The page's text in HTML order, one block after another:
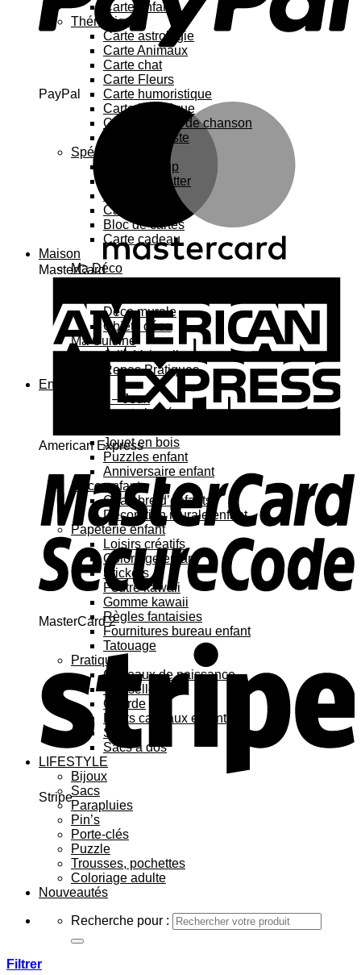
PayPal
MasterCard
American Express
MasterCard 2
Stripe
Carte enfant
Thématique
Carte astrologie
Carte Animaux
Carte chat
Carte Fleurs
Carte humoristique
Carte botanique
Carte Paroles de chanson
Carte féministe
Spécial
Carte Pop up
Cartes à gratter
Carte à sticker
Bloc de cartes
Carte cadeau
Maison
Ma Déco
Déco murale
Objets déco
Ma Cuisine
Jolie Vaisselle
Repas Pratiques
Enfant
Jouets – Jeux
Jouets bébé
Jouet en bois
Puzzles enfant
Anniversaire enfant
Déco enfant
Chambre d’enfants
Décoration murale enfant
Papeterie enfant
Loisirs créatifs
Coloriage enfant
Stickers
Feutre kawaii
Gomme kawaii
Règles fantaisies
Fournitures bureau enfant
Tatouage
Pratique
Cadeaux de naissance
Vaisselle
Gourde
Petits cadeaux enfant
Sacs
Sacs à dos
LIFESTYLE
Bijoux
Sacs
Parapluies
Pin’s
Porte-clés
Puzzle
Trousses, pochettes
Coloriage adulte
Nouveautés
Recherche pour :
Filtrer